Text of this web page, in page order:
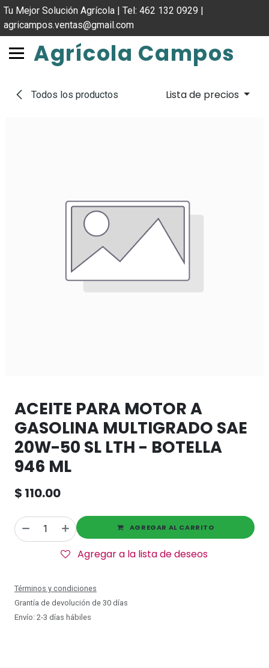
Tu Mejor Solución Agrícola | Tel: 462 132 0929 |
agricampos.ventas@gmail.com
Agrícola Campos
Todos los productos Lista de precios
ACEITE PARA MOTOR A
GASOLINA MULTIGRADO SAE
20W-50 SL LTH - BOTELLA
946 ML
$ 110.00
AGREGAR AL CARRITO
Agregar a la lista de deseos
Términos y condiciones
Grantía de devolución de 30 días
Envío: 2-3 días hábiles